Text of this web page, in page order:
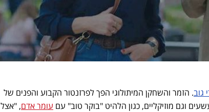
גוב. הזמר והשחקן המיתולוגי הפך לפרזנטור הקבוע והפנים של
וגם מוזיקליים, כגון הלהיט "בוקר טוב" עם עומר אדם, "אצל